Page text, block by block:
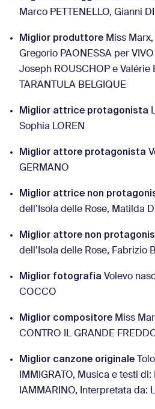
Marco PETTENELLO, Gianni
Miglior produttore Miss
Gregorio PAONESSA per
Joseph ROUSCHOP e Valérie
TARANTULA BELGIQUE
Miglior attrice protagonista
Sophia LOREN
Miglior attore protagonista
GERMANO
Miglior attrice non
dell’Isola delle Rose, Matilda
Miglior attore non
dell’Isola delle Rose, Fabrizio
Miglior fotografia Volevo
COCCO
Miglior compositore Miss
CONTRO IL GRANDE
Miglior canzone originale
IMMIGRATO, Musica e testi
IAMMARINO, Interpretata da: